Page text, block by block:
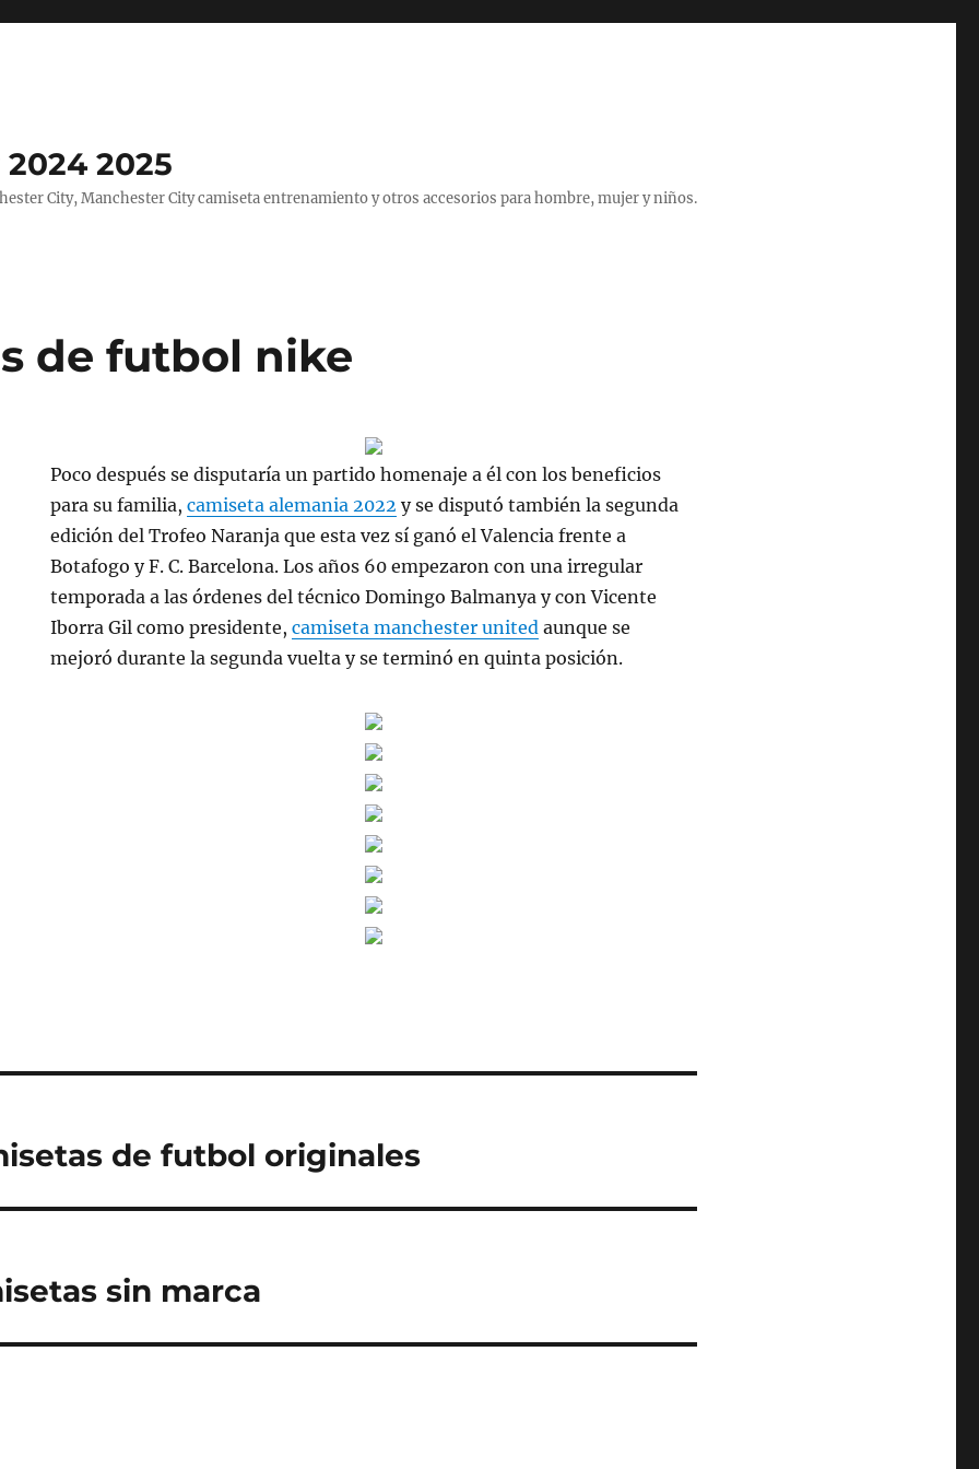
2025
City, Manchester City camiseta entrenamiento y otros accesorios para hombre, mujer y niños.
de futbol nike
Poco después se disputaría un partido homenaje a él con los beneficios
para su familia,camiseta alemania 2022 y se disputó también la segunda
edición del Trofeo Naranja que esta vez sí ganó el Valencia frente a
Botafogo y F. C. Barcelona. Los años 60 empezaron con una irregular
temporada a las órdenes del técnico Domingo Balmanya y con Vicente
Iborra Gil como presidente,camiseta manchester united aunque se
mejoró durante la segunda vuelta y se terminó en quinta posición.
de futbol originales
sin marca